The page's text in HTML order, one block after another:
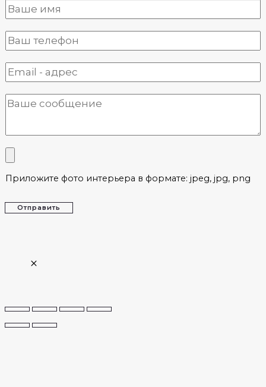
Приложите фото интерьера в формате: jpeg, jpg, png
Отправить